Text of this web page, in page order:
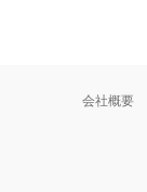
会社概要